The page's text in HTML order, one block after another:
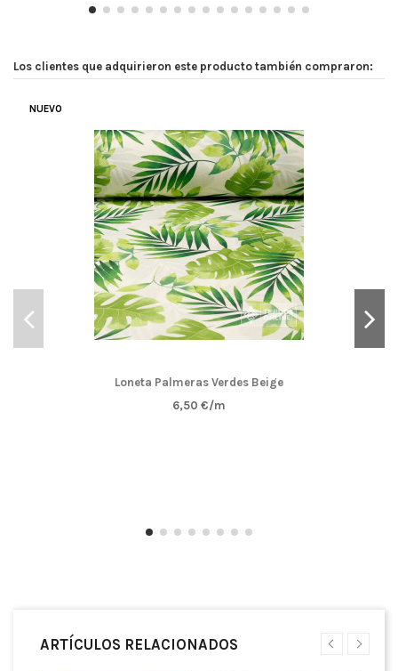
Los clientes que adquirieron este producto también compraron:
NUEVO
Loneta Palmeras Verdes Beige
6,50 €/m
ARTÍCULOS RELACIONADOS